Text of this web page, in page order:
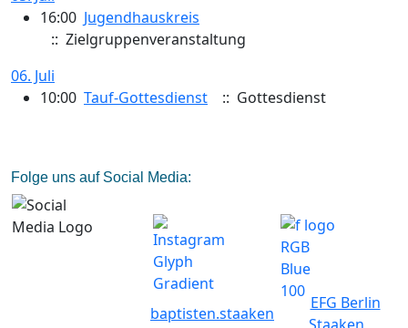
16:00 Jugendhauskreis
:: Zielgruppenveranstaltung
06. Juli
10:00 Tauf-Gottesdienst :: Gottesdienst
Folge uns auf Social Media:
baptisten.staaken
EFG Berlin